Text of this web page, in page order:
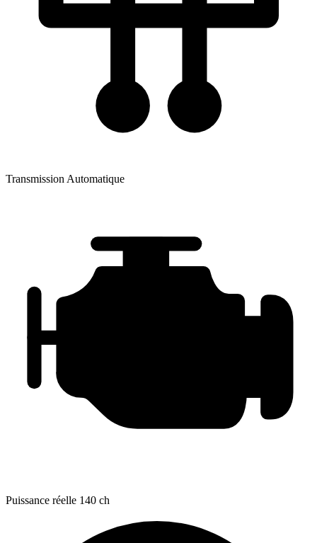
Transmission Automatique
Puissance réelle 140 ch